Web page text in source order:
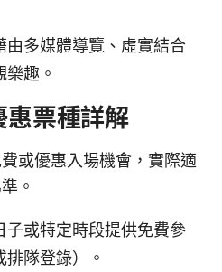
由多媒體導覽、虛實結合
趣。
惠票種詳解
或優惠入場機會，實際適
。
子或特定時段提供免費參
隊登錄）。